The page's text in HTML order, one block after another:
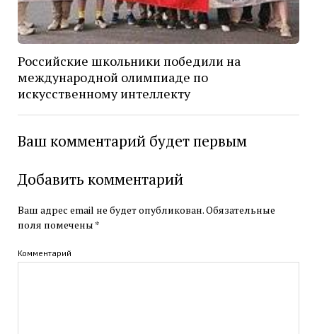
Российские школьники победили на
международной олимпиаде по
искусственному интеллекту
Ваш комментарий будет первым
Добавить комментарий
Ваш адрес email не будет опубликован.Обязательные
поля помечены *
Комментарий